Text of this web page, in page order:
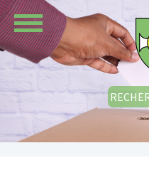
Aller au contenu principal